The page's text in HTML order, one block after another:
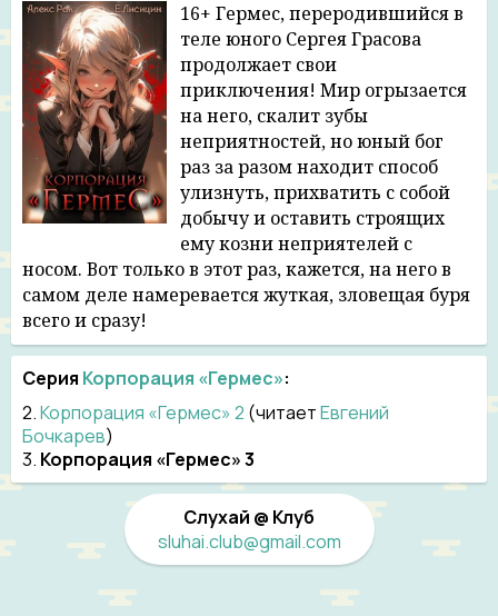
16+ Гермес, переродившийся в
теле юного Сергея Грасова
продолжает свои
приключения! Мир огрызается
на него, скалит зубы
неприятностей, но юный бог
раз за разом находит способ
улизнуть, прихватить с собой
добычу и оставить строящих
ему козни неприятелей с
носом. Вот только в этот раз, кажется, на него в
самом деле намеревается жуткая, зловещая буря
всего и сразу!
Серия Корпорация «Гермес»:
2.Корпорация «Гермес» 2 (читаетЕвгений
Бочкарев)
3. Корпорация «Гермес» 3
Слухай @ Клуб
sluhai.club@gmail.com